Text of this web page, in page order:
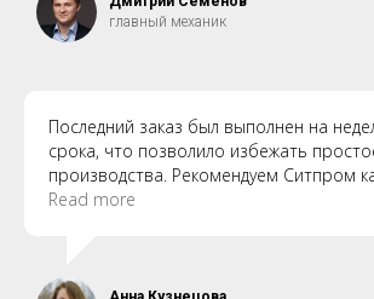
главный механик
Последний заказ был выполнен на
срока, что позволило избежать
производства. Рекомендуем Ситпром
ответственного производителя,
Read more